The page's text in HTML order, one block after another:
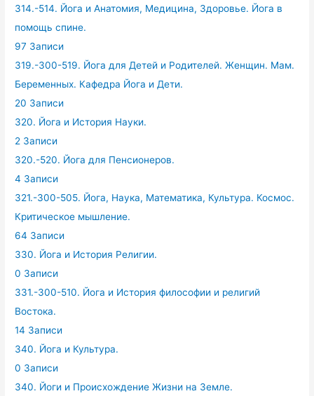
314.-514. Йога и Анатомия, Медицина, Здоровье. Йога в
помощь спине.
97 Записи
319.-300-519. Йога для Детей и Родителей. Женщин. Мам.
Беременных. Кафедра Йога и Дети.
20 Записи
320. Йога и История Науки.
2 Записи
320.-520. Йога для Пенсионеров.
4 Записи
321.-300-505. Йога, Наука, Математика, Культура. Космос.
Критическое мышление.
64 Записи
330. Йога и История Религии.
0 Записи
331.-300-510. Йога и История философии и религий
Востока.
14 Записи
340. Йога и Культура.
0 Записи
340. Йоги и Происхождение Жизни на Земле.